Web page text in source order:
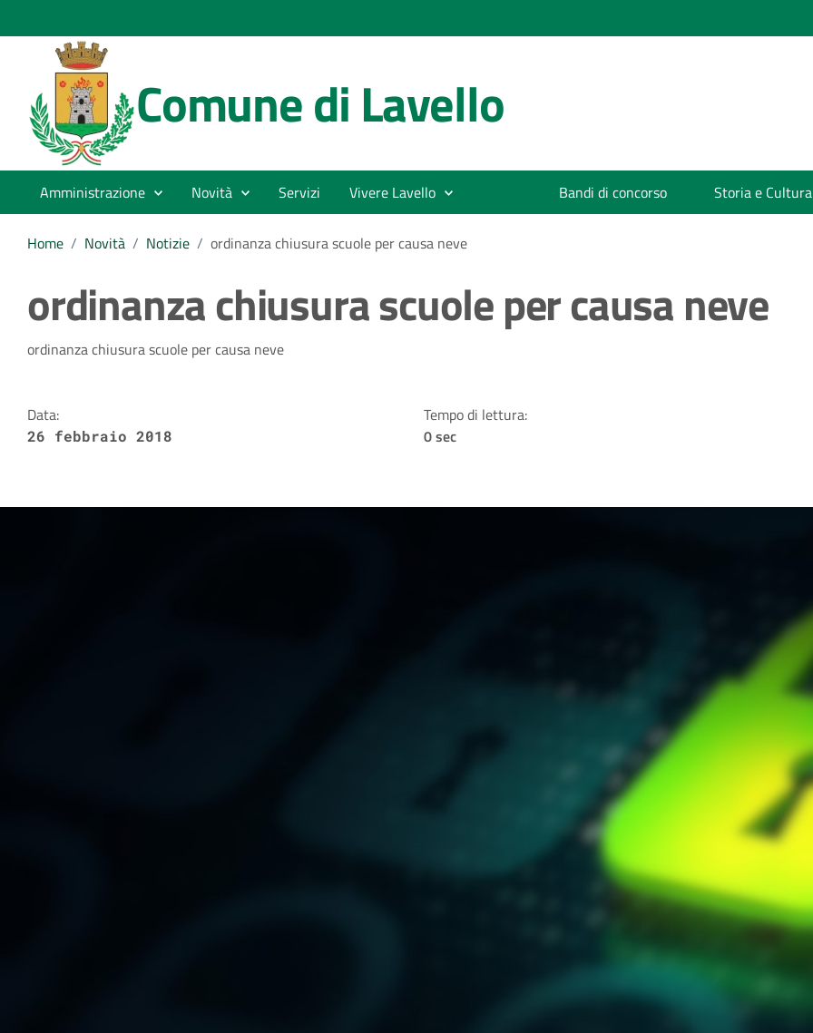
Comune di Lavello
Amministrazione Novità Servizi Vivere Lavello Bandi di concorso Storia e Cultura
Home / Novità / Notizie / ordinanza chiusura scuole per causa neve
ordinanza chiusura scuole per causa neve
Dettagli della notizia
ordinanza chiusura scuole per causa neve
Data:
26 febbraio 2018
Tempo di lettura:
0 sec